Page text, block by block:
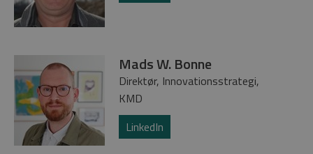
Mads W. Bonne
Direktør, Innovationsstrategi,
KMD
LinkedIn